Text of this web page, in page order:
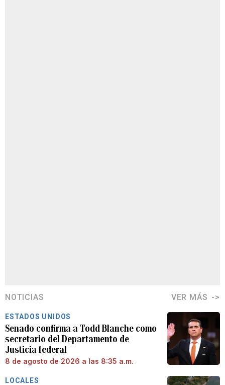
NOTICIAS VER MÁS
ESTADOS UNIDOS
Senado confirma a Todd Blanche como
secretario del Departamento de
Justicia federal
8 de agosto de 2026 a las 8:35 a.m.
LOCALES